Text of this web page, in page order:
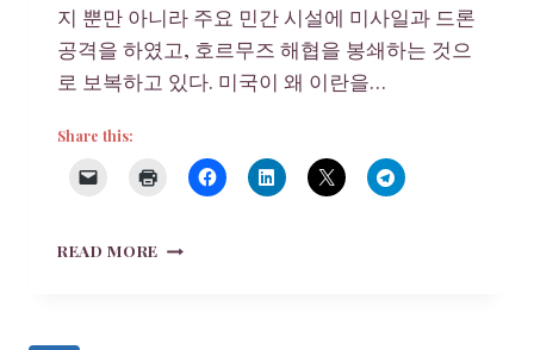
지 뿐만 아니라 주요 민간 시설에 미사일과 드론
공격을 하였고, 호르무즈 해협을 봉쇄하는 것으
로 보복하고 있다. 미국이 왜 이란을…
Share this:
READ MORE